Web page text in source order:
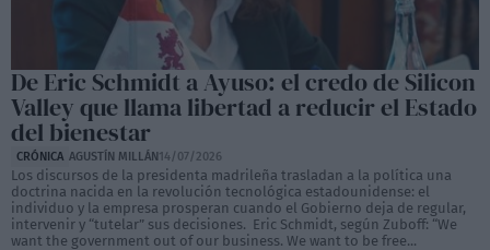
De Eric Schmidt a Ayuso: el credo de Silicon
Valley que llama libertad a reducir el Estado
del bienestar
CRÓNICA AGUSTÍN MILLÁN14/07/2026
Los discursos de la presidenta madrileña trasladan a la política una
doctrina nacida en la revolución tecnológica estadounidense: el
individuo y la empresa prosperan cuando el Gobierno deja de regular,
intervenir y “tutelar” sus decisiones. Eric Schmidt, según Zuboff: “We
want the government out of our business. We want to be free...